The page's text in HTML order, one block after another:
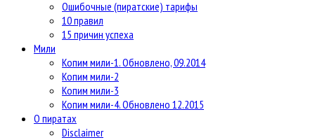
Ошибочные (пиратские) тарифы
10 правил
15 причин успеха
Мили
Копим мили-1. Обновлено, 09.2014
Копим мили-2
Копим мили-3
Копим мили-4. Обновлено 12.2015
О пиратах
Disclaimer